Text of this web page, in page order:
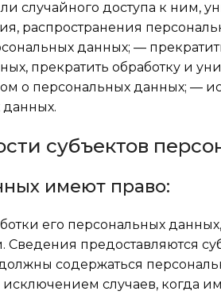
случайного доступа к ним,
распространения
данных; —
прекратить обработку и
о персональных данных; —
субъектов
имеют право:
его персональных
предоставляются
содержаться
случаев, когда